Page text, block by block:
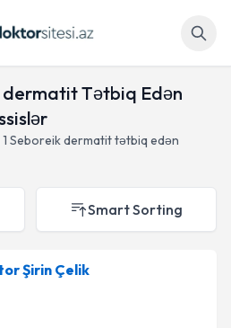
dermatit Tətbiq Edən
1 Seboreik dermatit tətbiq edən
Smart Sorting
Şirin Çelik